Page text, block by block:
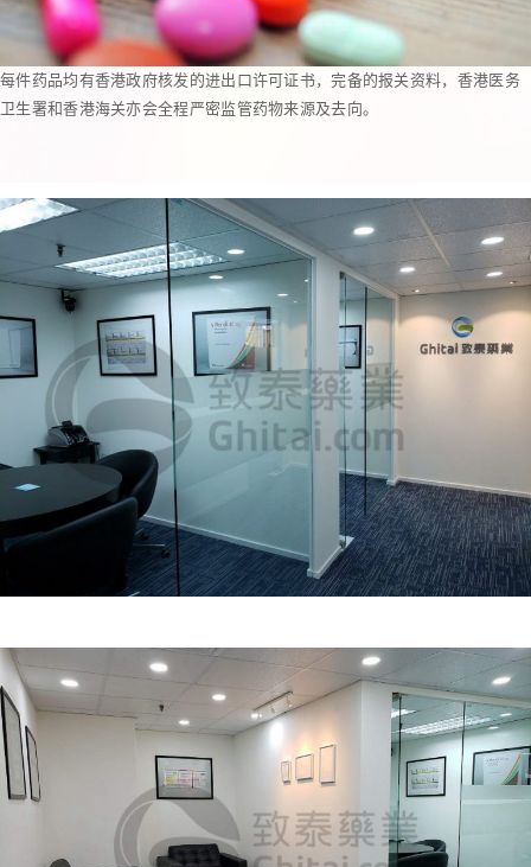
每件药品均有香港政府核发的进出口许可证书，完备的报关资料，香港医务
卫生署和香港海关亦会全程严密监管药物来源及去向。